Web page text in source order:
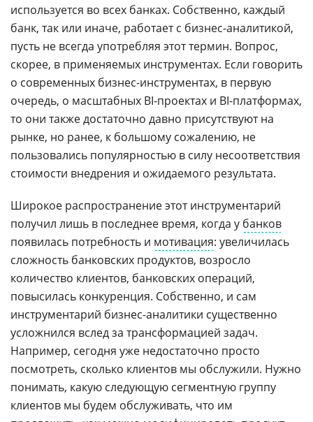
используется во всех банках. Собственно, каждый
банк, так или иначе, работает с бизнес-аналитикой,
пусть не всегда употребляя этот термин. Вопрос,
скорее, в применяемых инструментах. Если говорить
о современных бизнес-инструментах, в первую
очередь, о масштабных BI-проектах и BI-платформах,
то они также достаточно давно присутствуют на
рынке, но ранее, к большому сожалению, не
пользовались популярностью в силу несоответствия
стоимости внедрения и ожидаемого результата.
Широкое распространение этот инструментарий
получил лишь в последнее время, когда у банков
появилась потребность и мотивация: увеличилась
сложность банковских продуктов, возросло
количество клиентов, банковских операций,
повысилась конкуренция. Собственно, и сам
инструментарий бизнес-аналитики существенно
усложнился вслед за трансформацией задач.
Например, сегодня уже недостаточно просто
посмотреть, сколько клиентов мы обслужили. Нужно
понимать, какую следующую сегментную группу
клиентов мы будем обслуживать, что им